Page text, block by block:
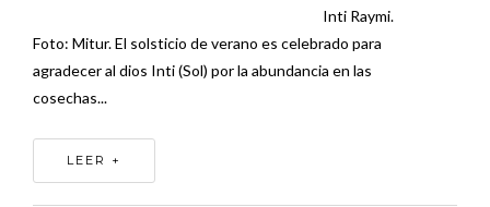
Inti Raymi.
Foto: Mitur. El solsticio de verano es celebrado para
agradecer al dios Inti (Sol) por la abundancia en las
cosechas...
LEER +